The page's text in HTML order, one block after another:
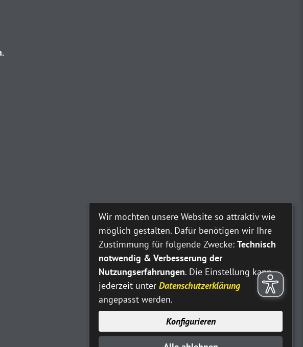
Wir möchten unsere Website so attraktiv wie
möglich gestalten. Dafür benötigen wir Ihre
Zustimmung für folgende Zwecke: Technisch
notwendig & Verbesserung der
Nutzungserfahrungen. Die Einstellung kann
jederzeit unter Datenschutzerklärung
angepasst werden.
Konfigurieren